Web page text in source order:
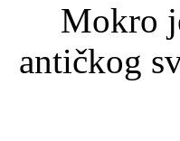
Mokro
antičkog